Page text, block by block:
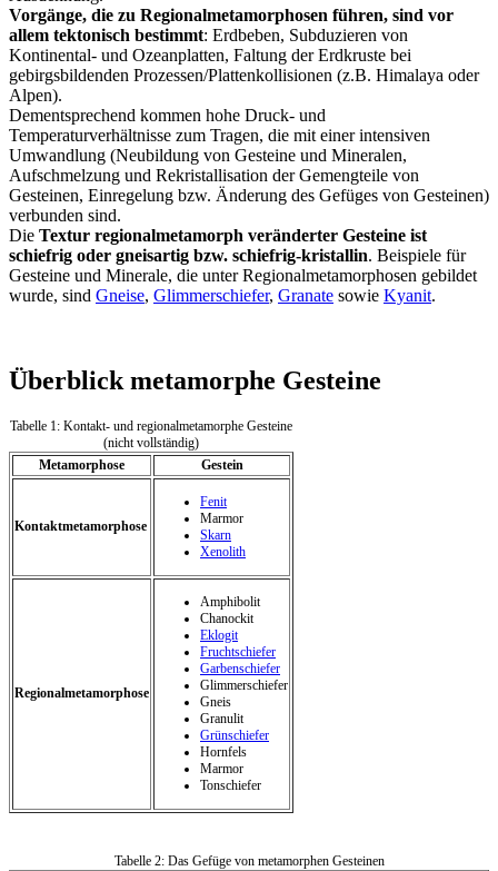
Vorgänge, die zu Regionalmetamorphosen führen, sind vor
allem tektonisch bestimmt: Erdbeben, Subduzieren von
Kontinental- und Ozeanplatten, Faltung der Erdkruste bei
gebirgsbildenden Prozessen/Plattenkollisionen (z.B. Himalaya oder
Alpen).
Dementsprechend kommen hohe Druck- und
Temperaturverhältnisse zum Tragen, die mit einer intensiven
Umwandlung (Neubildung von Gesteine und Mineralen,
Aufschmelzung und Rekristallisation der Gemengteile von
Gesteinen, Einregelung bzw. Änderung des Gefüges von Gesteinen)
verbunden sind.
Die Textur regionalmetamorph veränderter Gesteine ist
schiefrig oder gneisartig bzw. schiefrig-kristallin. Beispiele für
Gesteine und Minerale, die unter Regionalmetamorphosen gebildet
wurde, sind Gneise, Glimmerschiefer, Granate sowie Kyanit.
Überblick metamorphe Gesteine
Tabelle 1: Kontakt- und regionalmetamorphe Gesteine
(nicht vollständig)
Metamorphose
Gestein
Kontaktmetamorphose
Fenit
Marmor
Skarn
Xenolith
Regionalmetamorphose
Amphibolit
Chanockit
Eklogit
Fruchtschiefer
Garbenschiefer
Glimmerschiefer
Gneis
Granulit
Grünschiefer
Hornfels
Marmor
Tonschiefer
Tabelle 2: Das Gefüge von metamorphen Gesteinen